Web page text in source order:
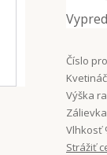
Číslo
Výška
Zálievka
Vlhkosť
Strážiť